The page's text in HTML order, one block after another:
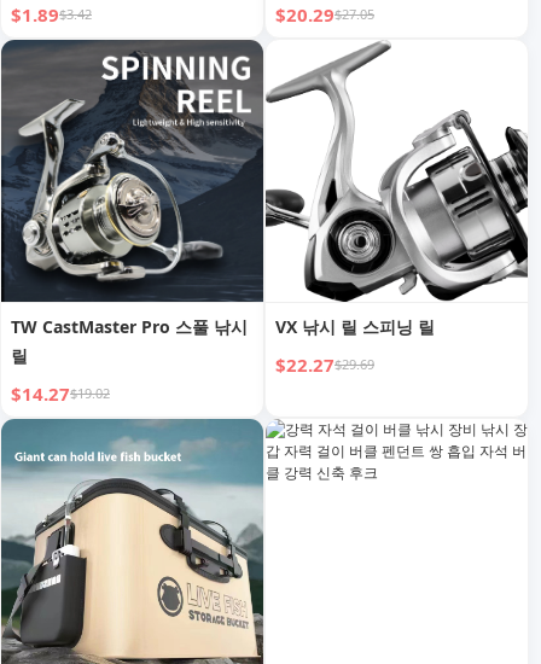
$1.89$3.42 $20.29$27.05
TW CastMaster Pro 스풀 낚시
릴
$14.27$19.02
VX 낚시 릴 스피닝 릴
$22.27$29.69